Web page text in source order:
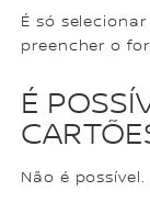
É só
preencher o
É
Não é possível.